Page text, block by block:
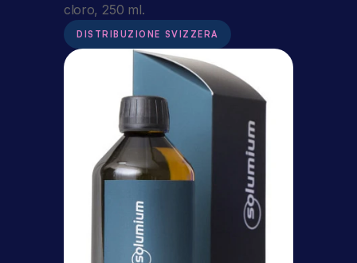
cloro, 250 ml.
DISTRIBUZIONE SVIZZERA